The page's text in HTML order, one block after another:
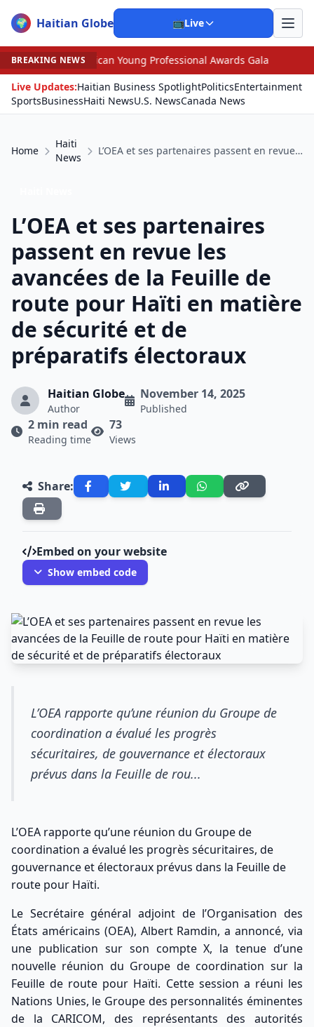
🌍 Haitian Globe 📺Live
BREAKING NEWS
Professional Awards Gala •
Scandal Leaves
Live Updates:Haitian Business SpotlightPoliticsEntertainment
SportsBusinessHaiti NewsU.S. NewsCanada News
Home
Haiti
News
L’OEA et ses partenaires passent en revue les avancées de la Feuille de route pour Haïti en matière de sécurité et de préparatifs électoraux
L’OEA et ses partenaires
passent en revue les
avancées de la Feuille de
route pour Haïti en matière
de sécurité et de
préparatifs électoraux
Haitian Globe
Author
November 14, 2025
Published
2 min read
Reading time
73
Views
Share:
Embed on your website
Show embed code
L’OEA rapporte qu’une réunion du Groupe de
coordination a évalué les progrès
sécuritaires, de gouvernance et électoraux
prévus dans la Feuille de rou...
L’OEA rapporte qu’une réunion du Groupe de
coordination a évalué les progrès sécuritaires, de
gouvernance et électoraux prévus dans la Feuille de
route pour Haïti.
Le Secrétaire général adjoint de l’Organisation des
États américains (OEA), Albert Ramdin, a annoncé, via
une publication sur son compte X, la tenue d’une
nouvelle réunion du Groupe de coordination sur la
Feuille de route pour Haïti. Cette session a réuni les
Nations Unies, le Groupe des personnalités éminentes
de la CARICOM, des représentants des autorités